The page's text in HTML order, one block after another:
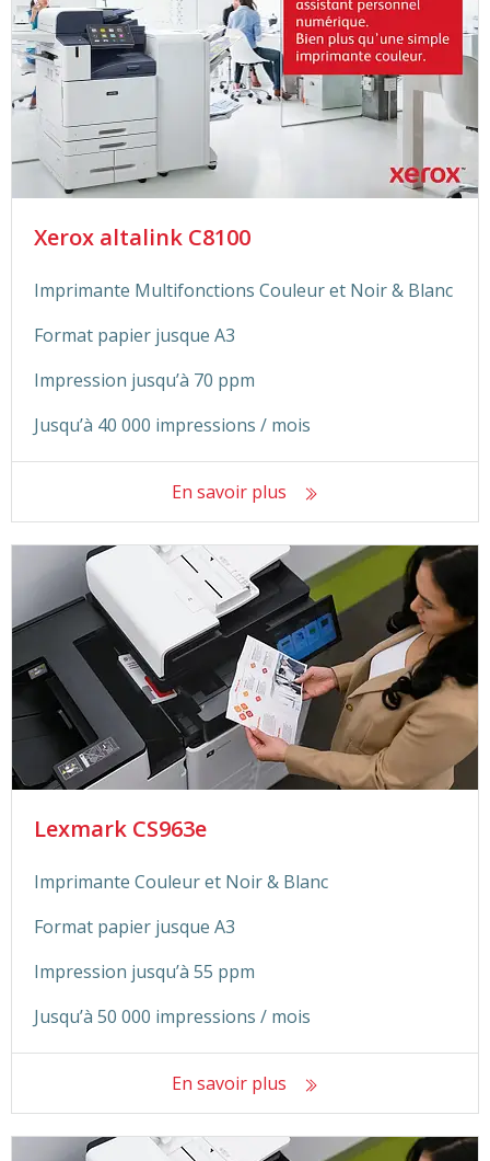
Xerox altalink C8100
Imprimante Multifonctions Couleur et Noir & Blanc
Format papier jusque A3
Impression jusqu’à 70 ppm
Jusqu’à 40 000 impressions / mois
En savoir plus
Lexmark CS963e
Imprimante Couleur et Noir & Blanc
Format papier jusque A3
Impression jusqu’à 55 ppm
Jusqu’à 50 000 impressions / mois
En savoir plus